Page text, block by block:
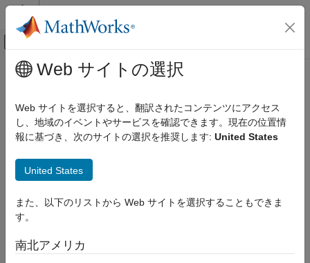
コンテンツへスキップ
オフキャンバス ナビゲーション メ
ドキュメンテーションのホーム
モデル化
モデリング ガイドライン
項目一覧
サブ ID 推奨事項
メインコンテンツ
jc_0110: ブロックの向き
該当ガイドライン
Simulink®, and Stateflow
サブ ID 推奨事項
NA-MAAB — 推奨事項なし
Web サイトの選択
Web サイトを選択すると、翻訳されたコンテンツにアクセス
し、地域のイベントやサービスを確認できます。現在の位置情
報に基づき、次のサイトの選択を推奨します: United States
United States
また、以下のリストから Web サイトを選択することもできま
す。
南北アメリカ